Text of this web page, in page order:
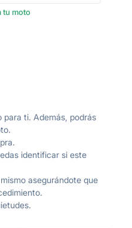
tu moto
para ti. Además, podrás
identificar si este
asegurándote que